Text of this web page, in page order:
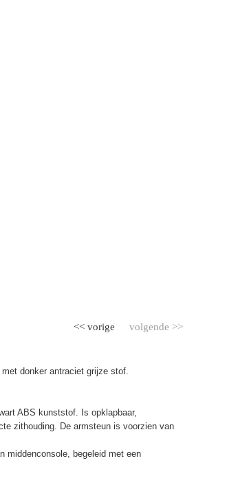
volgende >>
<< vorige
donker antraciet grijze stof.
ABS kunststof. Is opklapbaar,
zithouding. De armsteun is voorzien van
middenconsole, begeleid met een